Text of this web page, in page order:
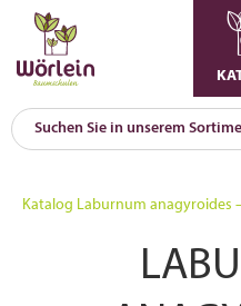
Katalog Laburnum anagyroides